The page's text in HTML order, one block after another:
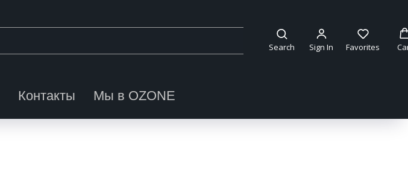
Search Sign In Favorites
Контакты Мы в OZONE